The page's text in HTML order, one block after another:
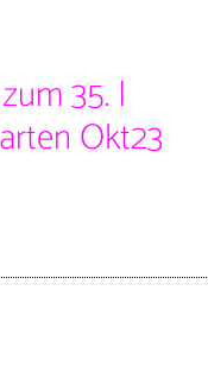
35. |
Okt23